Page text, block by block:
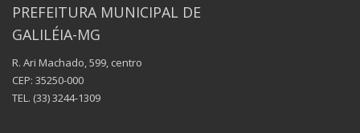
PREFEITURA MUNICIPAL DE
GALILÉIA-MG
R. Ari Machado, 599, centro
CEP: 35250-000
TEL. (33) 3244-1309